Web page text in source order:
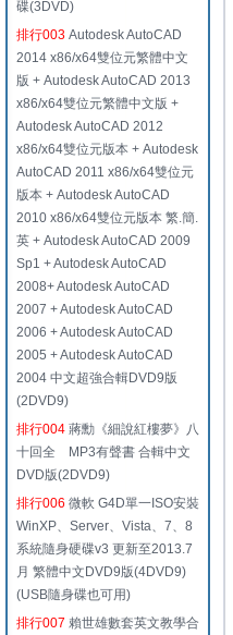
碟(3DVD)
排行003 Autodesk AutoCAD
2014 x86/x64雙位元繁體中文
版 + Autodesk AutoCAD 2013
x86/x64雙位元繁體中文版 +
Autodesk AutoCAD 2012
x86/x64雙位元版本 + Autodesk
AutoCAD 2011 x86/x64雙位元
版本 + Autodesk AutoCAD
2010 x86/x64雙位元版本 繁.簡.
英 + Autodesk AutoCAD 2009
Sp1 + Autodesk AutoCAD
2008+ Autodesk AutoCAD
2007 + Autodesk AutoCAD
2006 + Autodesk AutoCAD
2005 + Autodesk AutoCAD
2004 中文超強合輯DVD9版
(2DVD9)
排行004 蔣勳《細說紅樓夢》八
十回全 MP3有聲書 合輯中文
DVD版(2DVD9)
排行006 微軟 G4D單一ISO安裝
WinXP、Server、Vista、7、8
系統隨身硬碟v3 更新至2013.7
月 繁體中文DVD9版(4DVD9)
(USB隨身碟也可用)
排行007 賴世雄數套英文教學合